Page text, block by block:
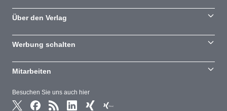
Besuchen Sie uns auch hier
Über den Verlag
Werbung schalten
Mitarbeiten